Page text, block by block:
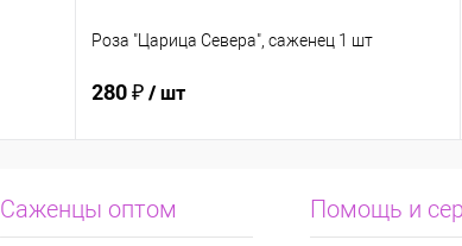
Роза "Царица Севера", саженец 1 шт
280 ₽/ шт
Саженцы оптом Помощь и